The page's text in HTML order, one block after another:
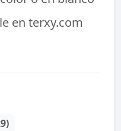
en terxy.com